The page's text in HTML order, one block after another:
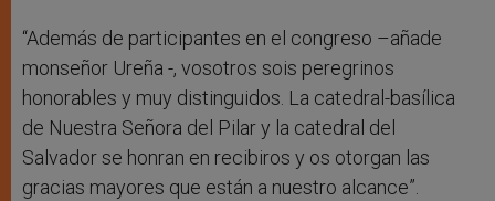
“Además de participantes en el congreso –añade
monseñor Ureña -, vosotros sois peregrinos
honorables y muy distinguidos. La catedral-basílica
de Nuestra Señora del Pilar y la catedral del
Salvador se honran en recibiros y os otorgan las
gracias mayores que están a nuestro alcance”.